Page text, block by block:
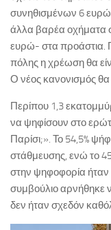
συνηθισμένων 6
άλλα βαρέα οχήματα
ευρώ- στα προάστια.
πόλης η χρέωση θα
Ο νέος κανονισμός θα
Περίπου 1,3
να ψηφίσουν στο
Παρίσι;». Το 54,5%
στάθμευσης, ενώ το
στην ψηφοφορία ήταν
συμβούλιο αρνήθηκε
δεν ήταν σχεδόν